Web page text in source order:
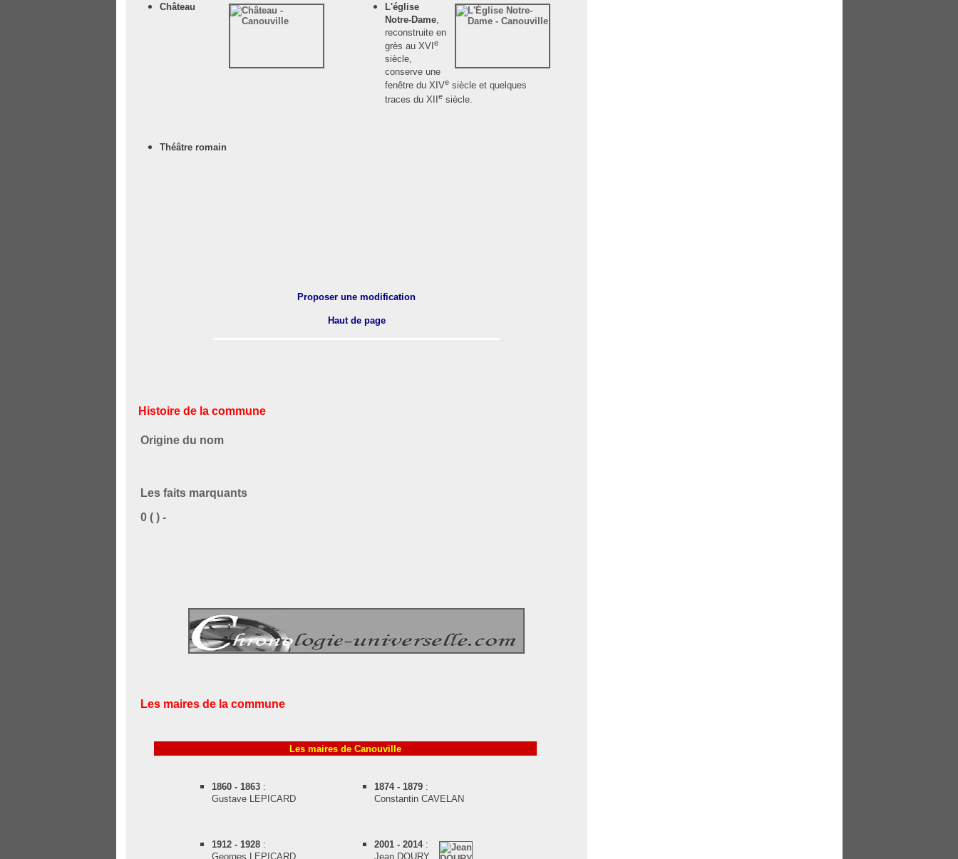
Château
L'église
Notre-Dame,
reconstruite en
grès au XVI e
siècle,
conserve une
fenêtre du XIVesiècle et quelques
traces du XIIesiècle.
Théâtre romain
Proposer une modification
Haut de page
Histoire de la commune
Origine du nom
Les faits marquants
0 ( ) -
Les maires de la commune
Les maires de Canouville
1860 - 1863:
Gustave LEPICARD
1874 - 1879:
Constantin CAVELAN
1912 - 1928:
Georges LEPICARD
2001 - 2014:
Jean DOURY